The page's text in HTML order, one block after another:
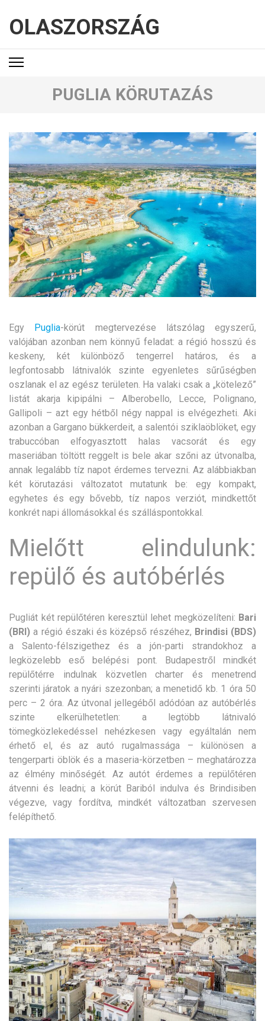
OLASZORSZÁG
PUGLIA KÖRUTAZÁS
Egy Puglia-körút megtervezése látszólag egyszerű,
valójában azonban nem könnyű feladat: a régió hosszú és
keskeny, két különböző tengerrel határos, és a
legfontosabb látnivalók szinte egyenletes sűrűségben
oszlanak el az egész területen. Ha valaki csak a „kötelező”
listát akarja kipipálni – Alberobello, Lecce, Polignano,
Gallipoli – azt egy hétből négy nappal is elvégezheti. Aki
azonban a Gargano bükkerdeit, a salentói sziklaöblöket, egy
trabuccóban elfogyasztott halas vacsorát és egy
maseriában töltött reggelt is bele akar szőni az útvonalba,
annak legalább tíz napot érdemes tervezni. Az alábbiakban
két körutazási változatot mutatunk be: egy kompakt,
egyhetes és egy bővebb, tíz napos verziót, mindkettőt
konkrét napi állomásokkal és szálláspontokkal.
Mielőtt elindulunk:
repülő és autóbérlés
Pugliát két repülőtéren keresztül lehet megközelíteni: Bari
(BRI) a régió északi és középső részéhez, Brindisi (BDS)
a Salento-félszigethez és a jón-parti strandokhoz a
legközelebb eső belépési pont. Budapestről mindkét
repülőtérre indulnak közvetlen charter és menetrend
szerinti járatok a nyári szezonban; a menetidő kb. 1 óra 50
perc – 2 óra. Az útvonal jellegéből adódóan az autóbérlés
szinte elkerülhetetlen: a legtöbb látnivaló
tömegközlekedéssel nehézkesen vagy egyáltalán nem
érhető el, és az autó rugalmassága – különösen a
tengerparti öblök és a maseria-körzetben – meghatározza
az élmény minőségét. Az autót érdemes a repülőtéren
átvenni és leadni; a körút Bariból indulva és Brindisiben
végezve, vagy fordítva, mindkét változatban szervesen
felépíthető.